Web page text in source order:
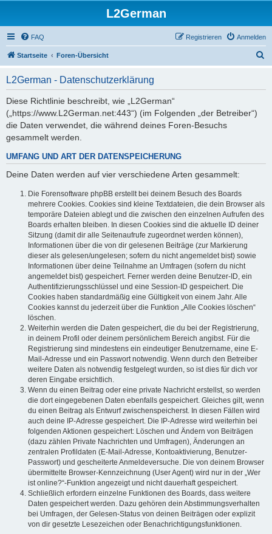
L2German
FAQ Anmelden
Registrieren
Startseite Foren-Übersicht
L2German - Datenschutzerklärung
Diese Richtlinie beschreibt, wie „L2German“
(„https://www.L2German.net:443“) (im Folgenden „der Betreiber“)
die Daten verwendet, die während deines Foren-Besuchs
gesammelt werden.
UMFANG UND ART DER DATENSPEICHERUNG
Deine Daten werden auf vier verschiedene Arten gesammelt:
Die Forensoftware phpBB erstellt bei deinem Besuch des Boards
mehrere Cookies. Cookies sind kleine Textdateien, die dein Browser als
temporäre Dateien ablegt und die zwischen den einzelnen Aufrufen des
Boards erhalten bleiben. In diesen Cookies sind die aktuelle ID deiner
Sitzung (damit dir alle Seitenaufrufe zugeordnet werden können),
Informationen über die von dir gelesenen Beiträge (zur Markierung
dieser als gelesen/ungelesen; sofern du nicht angemeldet bist) sowie
Informationen über deine Teilnahme an Umfragen (sofern du nicht
angemeldet bist) gespeichert. Ferner werden deine Benutzer-ID, ein
Authentifizierungsschlüssel und eine Session-ID gespeichert. Die
Cookies haben standardmäßig eine Gültigkeit von einem Jahr. Alle
Cookies kannst du jederzeit über die Funktion „Alle Cookies löschen“
löschen.
Weiterhin werden die Daten gespeichert, die du bei der Registrierung,
in deinem Profil oder deinem persönlichem Bereich angibst. Für die
Registrierung sind mindestens ein eindeutiger Benutzername, eine E-
Mail-Adresse und ein Passwort notwendig. Wenn durch den Betreiber
weitere Daten als notwendig festgelegt wurden, so ist dies für dich vor
deren Eingabe ersichtlich.
Wenn du einen Beitrag oder eine private Nachricht erstellst, so werden
die dort eingegebenen Daten ebenfalls gespeichert. Gleiches gilt, wenn
du einen Beitrag als Entwurf zwischenspeicherst. In diesen Fällen wird
auch deine IP-Adresse gespeichert. Die IP-Adresse wird weiterhin bei
folgenden Aktionen gespeichert: Löschen und Ändern von Beiträgen
(dazu zählen Private Nachrichten und Umfragen), Änderungen an
zentralen Profildaten (E-Mail-Adresse, Kontoaktivierung, Benutzer-
Passwort) und gescheiterte Anmeldeversuche. Die von deinem Browser
übermittelte Browser-Kennzeichnung (User Agent) wird nur in der „Wer
ist online?“-Funktion angezeigt und nicht dauerhaft gespeichert.
Schließlich erfordern einzelne Funktionen des Boards, dass weitere
Daten gespeichert werden. Dazu gehören dein Abstimmungsverhalten
bei Umfragen, der Gelesen-Status von deinen Beiträgen oder explizit
von dir gesetzte Lesezeichen oder Benachrichtigungsfunktionen.